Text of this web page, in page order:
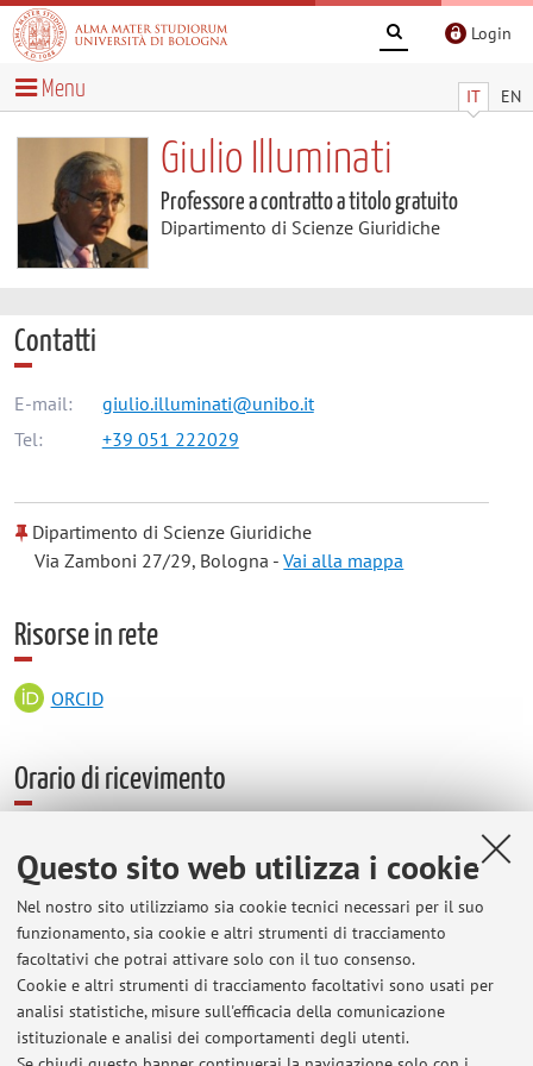
Questo sito web utilizza i cookie
Nel nostro sito utilizziamo sia cookie tecnici necessari per il suo
funzionamento, sia cookie e altri strumenti di tracciamento
facoltativi che potrai attivare solo con il tuo consenso.
Cookie e altri strumenti di tracciamento facoltativi sono usati per
analisi statistiche, misure sull'efficacia della comunicazione
istituzionale e analisi dei comportamenti degli utenti.
Login
IT EN
Menu
Giulio Illuminati
Professore a contratto a titolo gratuito
Dipartimento di Scienze Giuridiche
Contatti
E-mail:
giulio.illuminati@unibo.it
Tel:
+39 051 222029
Dipartimento di Scienze Giuridiche
Via Zamboni 27/29, Bologna -Vai alla mappa
Risorse in rete
ORCID
Orario di ricevimento
(giulio.illuminati@unibo.it)
Orario di ricevimento dei collaboratori:
Dott.ssa Roberta Del Monaco: martedì, ore 13.30, palazzo
Malvezzi
Dott. Guido Todaro: martedì, ore 14.30, palazzo Malvezzi.